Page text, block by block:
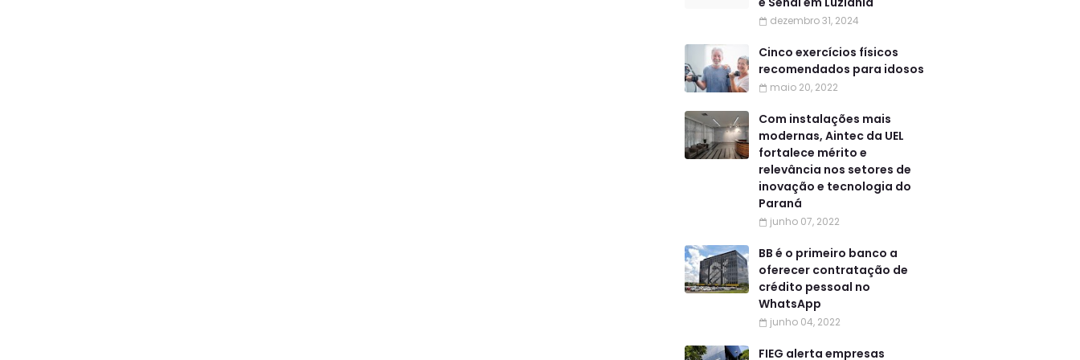
dezembro 31, 2024
Cinco exercícios físicos
recomendados para idosos
maio 20, 2022
Com instalações mais
modernas, Aintec da UEL
fortalece mérito e
relevância nos setores de
inovação e tecnologia do
Paraná
junho 07, 2022
BB é o primeiro banco a
oferecer contratação de
crédito pessoal no
WhatsApp
junho 04, 2022
FIEG alerta empresas